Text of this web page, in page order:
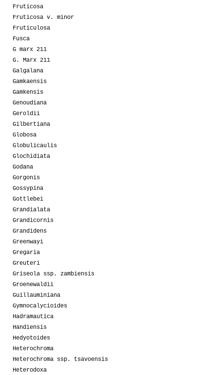
Fruticosa
Fruticosa v. minor
Fruticulosa
Fusca
G marx 211
G. Marx 211
Galgalana
Gamkaensis
Gamkensis
Genoudiana
Geroldii
Gilbertiana
Globosa
Globulicaulis
Glochidiata
Godana
Gorgonis
Gossypina
Gottlebei
Grandialata
Grandicornis
Grandidens
Greenwayi
Gregaria
Greuteri
Griseola ssp. zambiensis
Groenewaldii
Guillauminiana
Gymnocalycioides
Hadramautica
Handiensis
Hedyotoides
Heterochroma
Heterochroma ssp. tsavoensis
Heterodoxa